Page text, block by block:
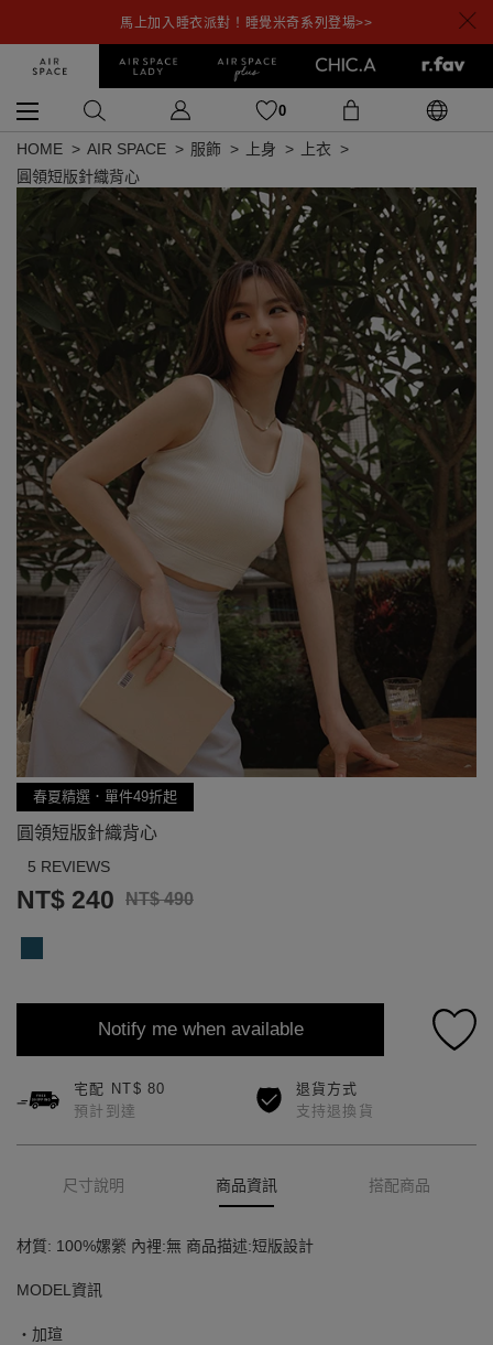
馬上加入睡衣派對！睡覺米奇系列登場>>
0
HOME AIR SPACE 服飾 上身
上衣
圓領短版針織背心
春夏精選．單件49折起
圓領短版針織背心
5 REVIEWS
NT$ 240 NT$ 490
Notify me when available
宅配 NT$ 80
預計到達
退貨方式
支持退換貨
尺寸說明 商品資訊 搭配商品
材質: 100%嫘縈 內裡:無 商品描述:短版設計
MODEL資訊
‧加瑄